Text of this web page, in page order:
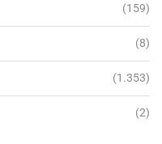
(159)
(8)
(1.353)
(2)